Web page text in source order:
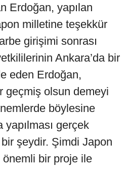
Erdoğan, yapılan
milletine teşekkür
girişimi sonrası
Ankara’da bir
eden Erdoğan,
geçmiş olsun demeyi
böylesine
gerçek
bir şeydir. Şimdi Japon
önemli bir proje ile